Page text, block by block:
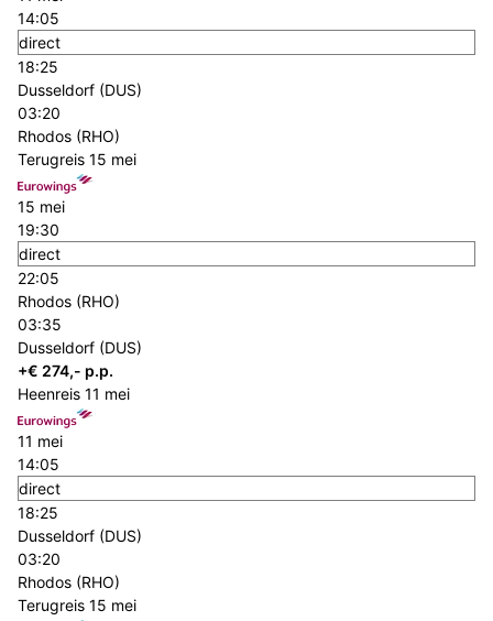
14:05
direct
18:25
Dusseldorf (DUS)
03:20
Rhodos (RHO)
Terugreis 15 mei
15 mei
19:30
direct
22:05
Rhodos (RHO)
03:35
Dusseldorf (DUS)
+€ 274,- p.p.
Heenreis 11 mei
11 mei
14:05
direct
18:25
Dusseldorf (DUS)
03:20
Rhodos (RHO)
Terugreis 15 mei